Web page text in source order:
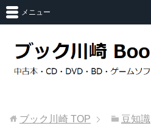
メニュー
ブック川崎 TOP 豆知識